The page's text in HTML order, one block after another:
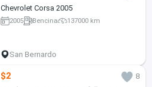
Chevrolet Corsa 2005
2005 Bencina 137000 km
San Bernardo
$2
8